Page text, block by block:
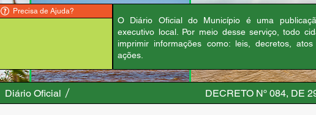
Precisa de Ajuda?
O Diário Oficial do Município é uma
executivo local. Por meio desse serviço, todo
imprimir informações como: leis, decretos,
ações.
Diário Oficial DECRETO Nº 084, DE